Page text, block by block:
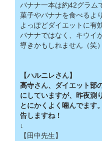
バナナ一本は約42グラム
菓子やバナナを食べるより
よっぽどダイエットに有
バナナではなく、キウイ
導きかもしれません（笑）
【ハルニレさん】
高寺さん、ダイエット部
にしていますが、昨夜測
とにかくよく噛んでます
告しますね！
↓
【田中先生】